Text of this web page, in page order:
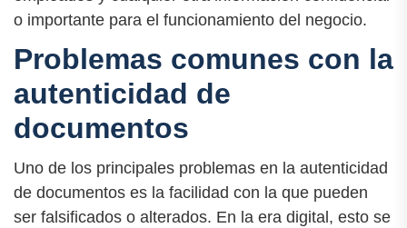
o importante para el funcionamiento del negocio.
Problemas comunes con la
autenticidad de
documentos
Uno de los principales problemas en la autenticidad
de documentos es la facilidad con la que pueden
ser falsificados o alterados. En la era digital, esto se